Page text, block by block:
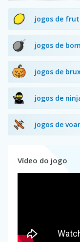
jogos de
jogos de
jogos de
jogos de
jogos de voar
Vídeo do jogo